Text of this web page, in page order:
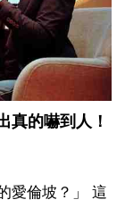
真的嚇到人！
愛倫坡？」 這